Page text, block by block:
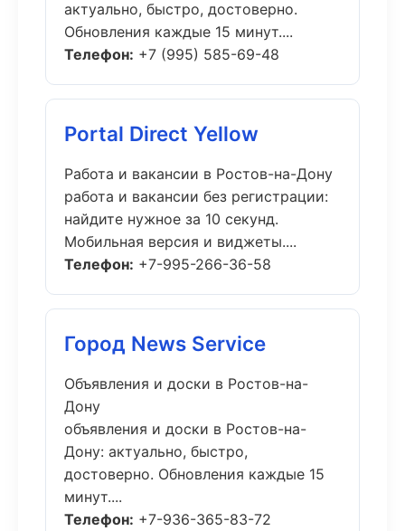
актуально, быстро, достоверно.
Обновления каждые 15 минут....
Телефон: +7 (995) 585-69-48
Portal Direct Yellow
Работа и вакансии в Ростов-на-Дону
работа и вакансии без регистрации:
найдите нужное за 10 секунд.
Мобильная версия и виджеты....
Телефон: +7-995-266-36-58
Город News Service
Объявления и доски в Ростов-на-
Дону
объявления и доски в Ростов-на-
Дону: актуально, быстро,
достоверно. Обновления каждые 15
минут....
Телефон: +7-936-365-83-72